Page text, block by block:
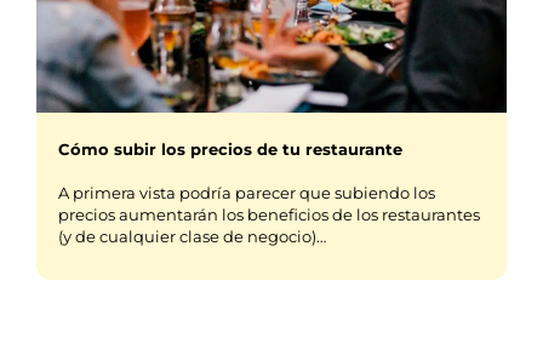
Cómo subir los precios de tu restaurante
A primera vista podría parecer que subiendo los
precios aumentarán los beneficios de los restaurantes
(y de cualquier clase de negocio)…